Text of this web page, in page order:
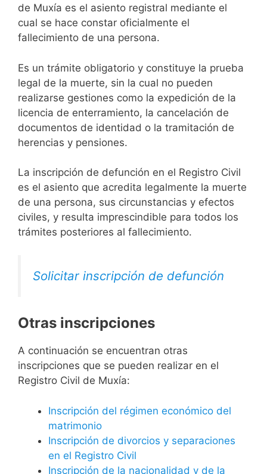
de Muxía es el asiento registral mediante el
cual se hace constar oficialmente el
fallecimiento de una persona.
Es un trámite obligatorio y constituye la prueba
legal de la muerte, sin la cual no pueden
realizarse gestiones como la expedición de la
licencia de enterramiento, la cancelación de
documentos de identidad o la tramitación de
herencias y pensiones.
La inscripción de defunción en el Registro Civil
es el asiento que acredita legalmente la muerte
de una persona, sus circunstancias y efectos
civiles, y resulta imprescindible para todos los
trámites posteriores al fallecimiento.
Solicitar inscripción de defunción
Otras inscripciones
A continuación se encuentran otras
inscripciones que se pueden realizar en el
Registro Civil de Muxía:
Inscripción del régimen económico del
matrimonio
Inscripción de divorcios y separaciones
en el Registro Civil
Inscripción de la nacionalidad y de la